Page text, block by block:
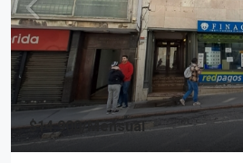
$14.900/Mensual